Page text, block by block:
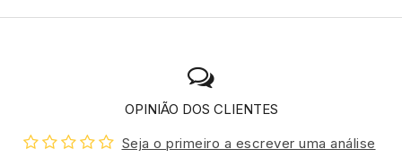
OPINIÃO DOS CLIENTES
Seja o primeiro a escrever uma análise